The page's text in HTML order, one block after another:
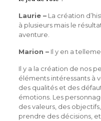
Laurie –La création
à plusieurs mais le
aventure.
Marion –Il y en a
Il y a la création de nos
éléments intéressants à
des qualités et des
émotions. Les
des valeurs, des
prendre des décisions,